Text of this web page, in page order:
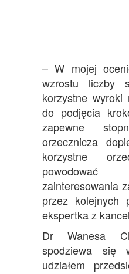
– W mojej
wzrostu liczby
korzystne wyroki
do podjęcia
zapewne
orzecznicza
korzystne
zainteresowania
przez kolejnych
ekspertka z
Dr Wanesa
spodziewa się
udziałem